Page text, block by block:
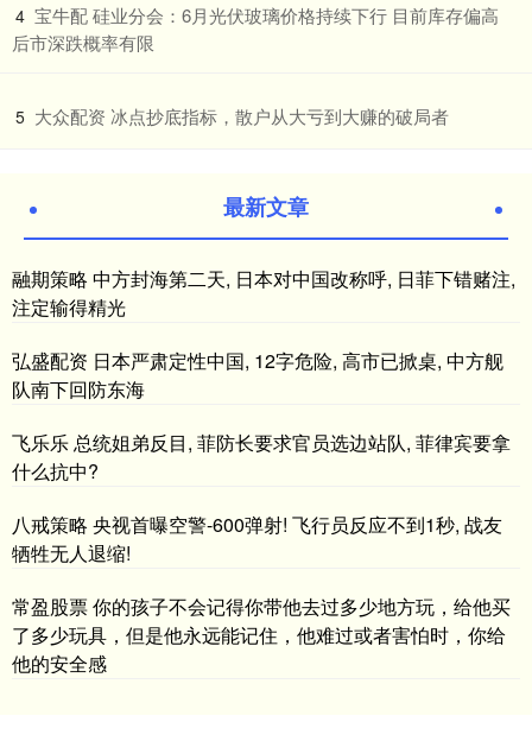
4 ​宝牛配 硅业分会：6月光伏玻璃价格持续下行 目前库存偏高
后市深跌概率有限
5 ​大众配资 冰点抄底指标，散户从大亏到大赚的破局者
最新文章
融期策略 中方封海第二天, 日本对中国改称呼, 日菲下错赌注,
注定输得精光
弘盛配资 日本严肃定性中国, 12字危险, 高市已掀桌, 中方舰
队南下回防东海
飞乐乐 总统姐弟反目, 菲防长要求官员选边站队, 菲律宾要拿
什么抗中?
八戒策略 央视首曝空警-600弹射! 飞行员反应不到1秒, 战友
牺牲无人退缩!
常盈股票 你的孩子不会记得你带他去过多少地方玩，给他买
了多少玩具，但是他永远能记住，他难过或者害怕时，你给
他的安全感